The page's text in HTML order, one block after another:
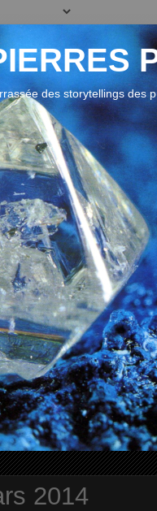
des storytellings des
2014